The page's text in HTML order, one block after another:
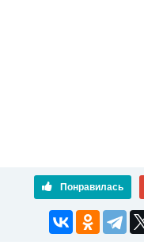
Понравилась